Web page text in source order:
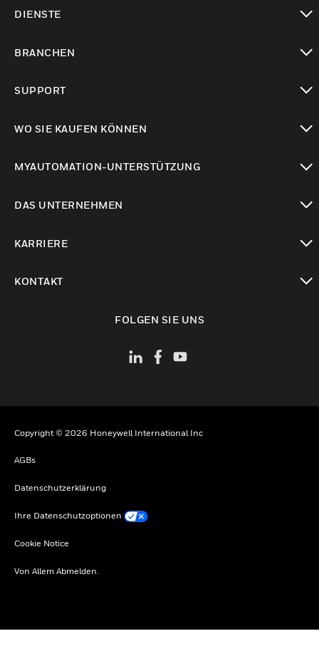
DIENSTE
BRANCHEN
SUPPORT
WO SIE KAUFEN KÖNNEN
MYAUTOMATION-UNTERSTÜTZUNG
DAS UNTERNEHMEN
KARRIERE
KONTAKT
FOLGEN SIE UNS
Copyright © 2026 Honeywell International Inc
AGBs
Datenschutzerklärung
Ihre Datenschutzoptionen
Cookie Notice
Von Allem Abmelden.